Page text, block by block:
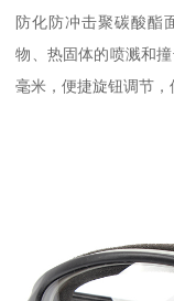
防化防冲击聚碳酸酯
物、热固体的喷溅和
毫米，便捷旋钮调节，